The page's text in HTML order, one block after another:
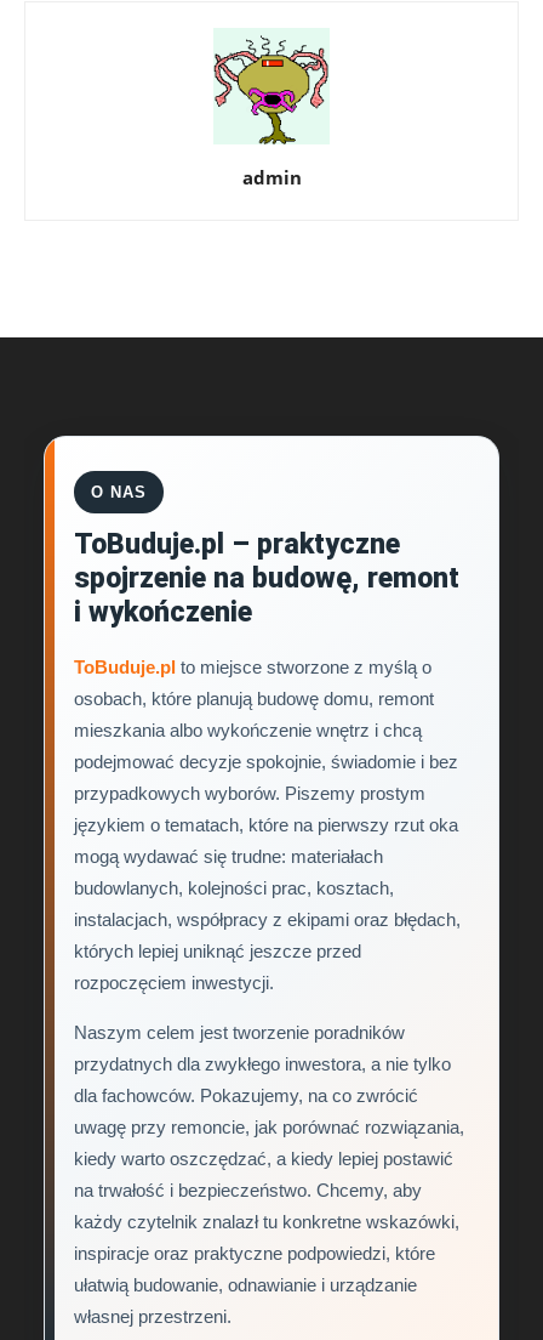
admin
O NAS
ToBuduje.pl – praktyczne
spojrzenie na budowę, remont
i wykończenie
ToBuduje.pl to miejsce stworzone z myślą o
osobach, które planują budowę domu, remont
mieszkania albo wykończenie wnętrz i chcą
podejmować decyzje spokojnie, świadomie i bez
przypadkowych wyborów. Piszemy prostym
językiem o tematach, które na pierwszy rzut oka
mogą wydawać się trudne: materiałach
budowlanych, kolejności prac, kosztach,
instalacjach, współpracy z ekipami oraz błędach,
których lepiej uniknąć jeszcze przed
rozpoczęciem inwestycji.
Naszym celem jest tworzenie poradników
przydatnych dla zwykłego inwestora, a nie tylko
dla fachowców. Pokazujemy, na co zwrócić
uwagę przy remoncie, jak porównać rozwiązania,
kiedy warto oszczędzać, a kiedy lepiej postawić
na trwałość i bezpieczeństwo. Chcemy, aby
każdy czytelnik znalazł tu konkretne wskazówki,
inspiracje oraz praktyczne podpowiedzi, które
ułatwią budowanie, odnawianie i urządzanie
własnej przestrzeni.